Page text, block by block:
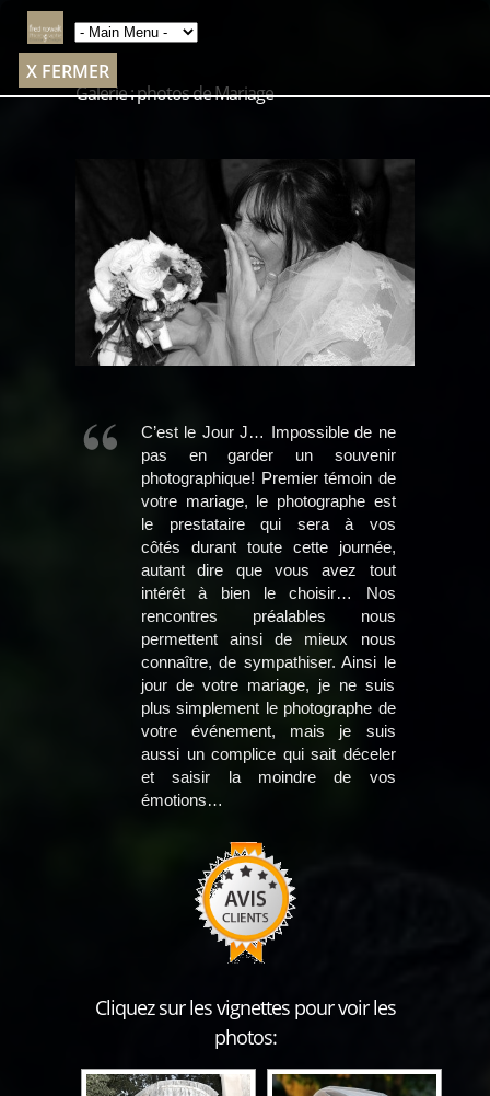
X FERMER
Galerie : photos de Mariage
C’est le Jour J… Impossible de ne
pas en garder un souvenir
photographique! Premier témoin de
votre mariage, le photographe est
le prestataire qui sera à vos
côtés durant toute cette journée,
autant dire que vous avez tout
intérêt à bien le choisir… Nos
rencontres préalables nous
permettent ainsi de mieux nous
connaître, de sympathiser. Ainsi le
jour de votre mariage, je ne suis
plus simplement le photographe de
votre événement, mais je suis
aussi un complice qui sait déceler
et saisir la moindre de vos
émotions…​
Cliquez sur les vignettes pour voir les
photos: